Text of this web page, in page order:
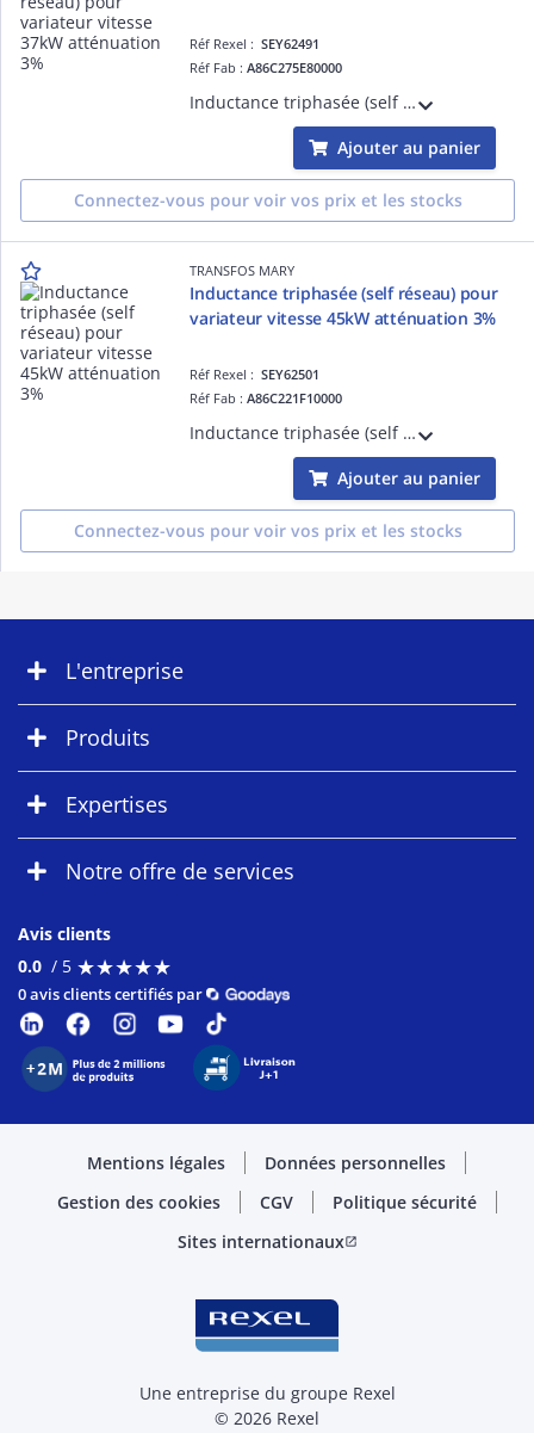
Réf Rexel :SEY62491
Réf Fab :A86C275E80000
Inductance triphasée (self de réseau) pour variateur de vitesse 37kW ( Moteur triphasé 380-415V ) - Tx d'atténuation 3% - L=0,37mH - I=80A - Bornes 35mm2 - IP00
Ajouter au panier
Connectez-vous pour voir vos prix et les stocks
TRANSFOS MARY
Inductance triphasée (self réseau) pour
variateur vitesse 45kW atténuation 3%
Réf Rexel :SEY62501
Réf Fab :A86C221F10000
Inductance triphasée (self de réseau) pour variateur de vitesse 45kW ( Moteur triphasé 380-415V ) - Tx d'atténuation 3% - L=0,3mH - I=100A - Bornes 35mm2 - IP00
Ajouter au panier
Connectez-vous pour voir vos prix et les stocks
L'entreprise
Produits
Expertises
Notre offre de services
Avis clients
0.0 / 5 ★★★★★
★★★★★
0 avis clients certifiés par
Mentions légales
Données personnelles
Gestion des cookies
CGV
Politique sécurité
Sites internationauxopen_in_new
Une entreprise du groupe Rexel
© 2026 Rexel